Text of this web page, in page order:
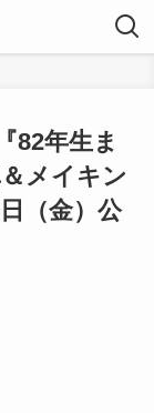
82年生ま
メイキン
（金）公